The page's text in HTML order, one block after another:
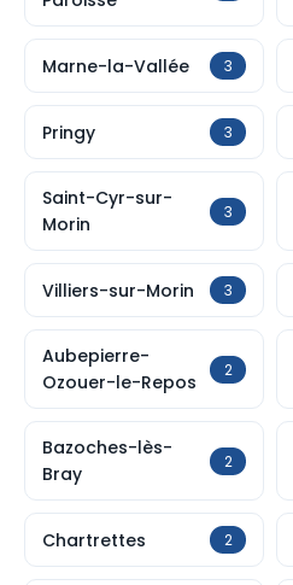
Marne-la-Vallée 3
Pringy 3
Saint-Cyr-sur-
Morin
3
Villiers-sur-Morin 3
Aubepierre-
Ozouer-le-Repos
2
Bazoches-lès-
Bray
2
Chartrettes 2